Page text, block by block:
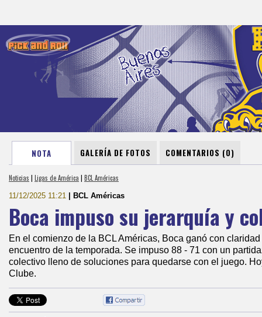
NOTA GALERÍA DE FOTOS COMENTARIOS (0)
Noticias | Ligas de América | BCL Américas
11/12/2025 11:21 | BCL Américas
Boca impuso su jerarquía y
En el comienzo de la BCL Américas, Boca ganó con
encuentro de la temporada. Se impuso 88 - 71 con un
colectivo lleno de soluciones para quedarse con el juego.
Clube.